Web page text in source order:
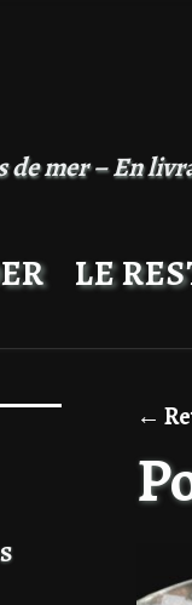
mer – En
LE
←